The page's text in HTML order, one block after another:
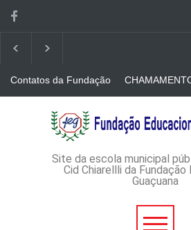
Contatos da Fundação
IMPRESSOS
AVISO DE DISPENSA DE
LICITAÇÃO - DISPENSA DE
LICITAÇÃO Nº 53/2026-
ADMINISTRATIVO Nº
Site da escola municipal
Cid Chiarellli da Fundação
Guaçuana